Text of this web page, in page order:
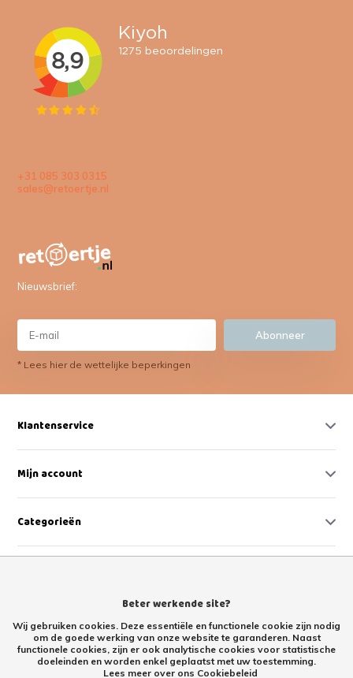
+31 085 303 0315
sales@retoertje.nl
Nieuwsbrief:
Abonneer
* Lees hier de wettelijke beperkingen
Klantenservice
Mijn account
Categorieën
Beter werkende site?
Wij gebruiken cookies. Deze essentiële en functionele cookie zijn nodig
om de goede werking van onze website te garanderen. Naast
functionele cookies, zijn er ook analytische cookies voor statistische
doeleinden en worden enkel geplaatst met uw toestemming.
Lees meer over ons Cookiebeleid